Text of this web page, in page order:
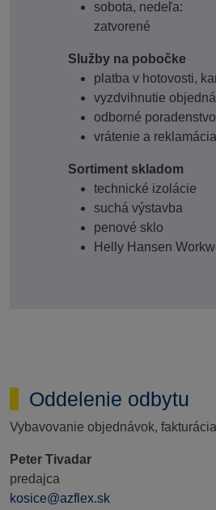
sobota, nedeľa:
zatvorené
Služby na pobočke
platba v hotovosti,
vyzdvihnutie
odborné poradenstvo
vrátenie a
Sortiment skladom
technické izolácie
suchá výstavba
penové sklo
Helly Hansen
Oddelenie odbytu
Vybavovanie objednávok,
Peter Tivadar
predajca
kosice@azflex.sk